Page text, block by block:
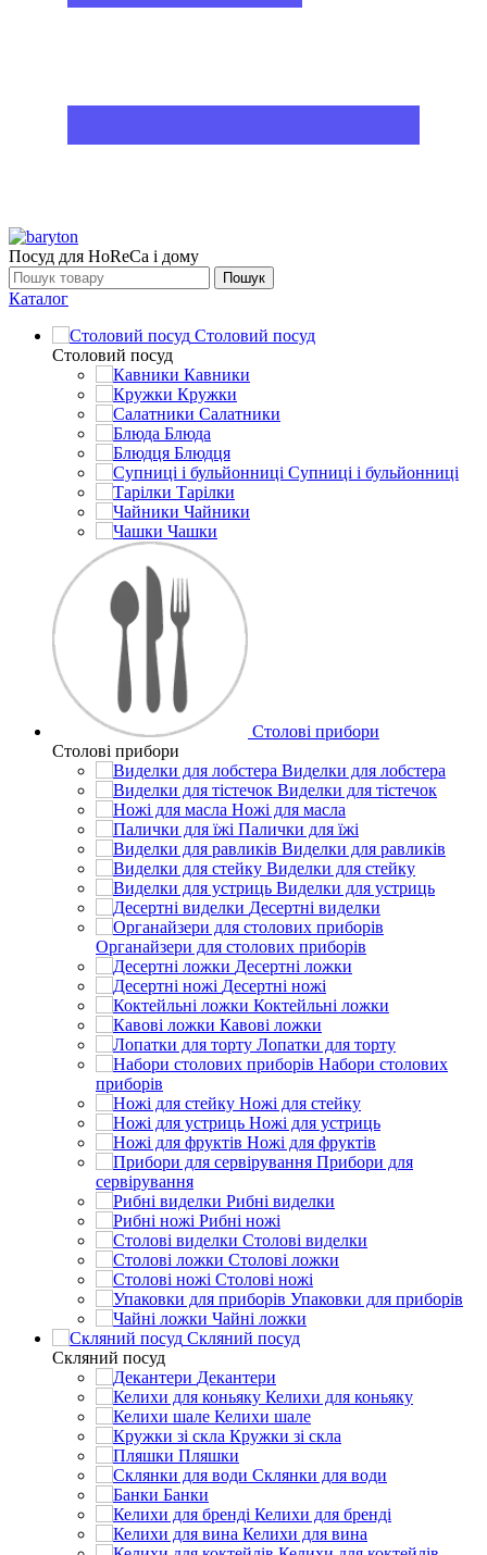
Посуд для HoReCa і дому
Пошук
Каталог
Столовий посуд
Столовий посуд
Кавники
Кружки
Салатники
Блюда
Блюдця
Супниці і бульйонниці
Тарілки
Чайники
Чашки
Столові прибори
Столові прибори
Виделки для лобстера
Виделки для тістечок
Ножі для масла
Палички для їжі
Виделки для равликів
Виделки для стейку
Виделки для устриць
Десертні виделки
Органайзери для столових приборів
Десертні ложки
Десертні ножі
Коктейльні ложки
Кавові ложки
Лопатки для торту
Набори столових
приборів
Ножі для стейку
Ножі для устриць
Ножі для фруктів
Прибори для
сервірування
Рибні виделки
Рибні ножі
Столові виделки
Столові ложки
Столові ножі
Упаковки для приборів
Чайні ложки
Скляний посуд
Скляний посуд
Декантери
Келихи для коньяку
Келихи шале
Кружки зі скла
Пляшки
Склянки для води
Банки
Келихи для бренді
Келихи для вина